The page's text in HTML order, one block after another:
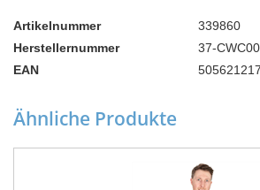
Artikelnummer
339860
Herstellernummer
37-
EAN
Ähnliche Produkte